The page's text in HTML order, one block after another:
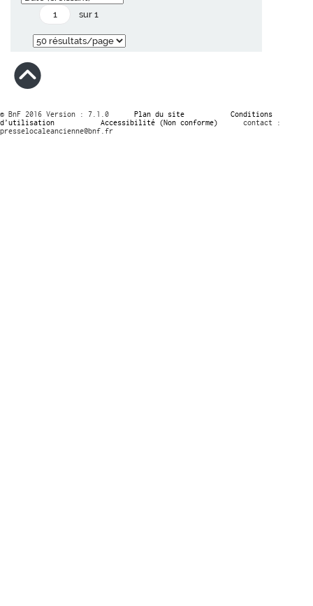
sur 1
© BnF 2016 Version : 7.1.0 Plan du site
Conditions
d’utilisation
Accessibilité (Non conforme)
contact :
presselocaleancienne@bnf.fr